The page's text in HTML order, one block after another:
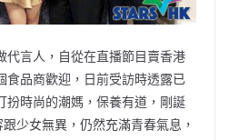
代言人，自從在直播節目賣香港
食品商歡迎，日前受訪時透露已
扮時尚的潮媽，保養有道，剛誕
少女無異，仍然充滿青春氣息，